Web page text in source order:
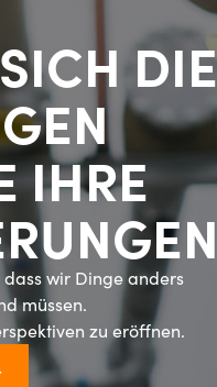
DIE
IHRE
wir Dinge anders
müssen.
zu eröffnen.